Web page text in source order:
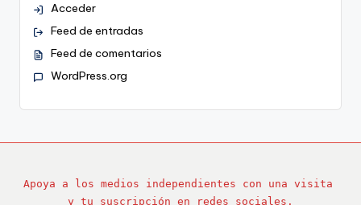
Acceder
Feed de entradas
Feed de comentarios
WordPress.org
Apoya a los medios independientes con una visita
y tu suscripción en redes sociales.